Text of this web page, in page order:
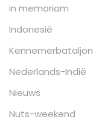
in memoriam
Indonesië
Kennemerbataljon
Nederlands-Indië
Nieuws
Nuts-weekend